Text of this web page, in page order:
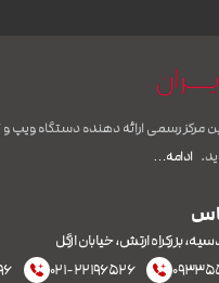
مرکز رسمی ارائه دهنده دستگاه ویپ
ادامه…
بزرکراه ارتش، خیابان ازگل
۰۲۱-۲۲۱۹۶۵۲۶